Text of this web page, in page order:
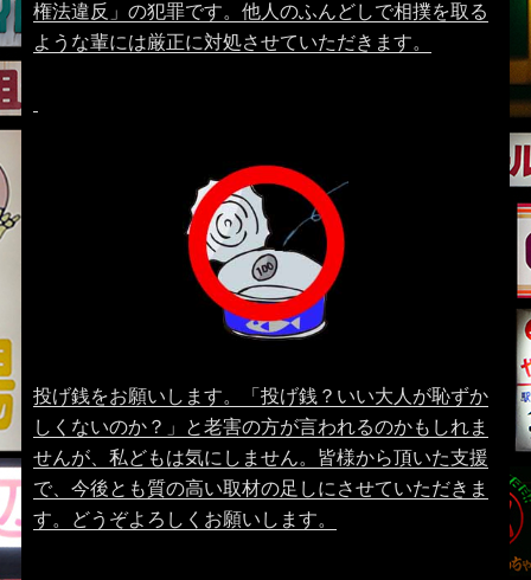
権法違反」の犯罪です。他人のふんどしで相撲を取る
ような輩には厳正に対処させていただきます。
投げ銭をお願いします。「投げ銭？いい大人が恥ずか
しくないのか？」と老害の方が言われるのかもしれま
せんが、私どもは気にしません。皆様から頂いた支援
で、今後とも質の高い取材の足しにさせていただきま
す。どうぞよろしくお願いします。